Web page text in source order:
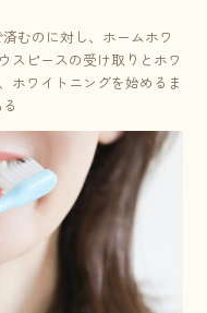
むのに対し、ホームホワ
スピースの受け取りとホワ
ホワイトニングを始めるま